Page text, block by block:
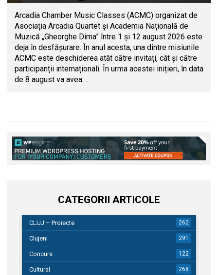
Arcadia Chamber Music Classes (ACMC) organizat de
Asociația Arcadia Quartet și Academia Națională de
Muzică „Gheorghe Dima” între 1 și 12 august 2026 este
deja în desfășurare. În anul acesta, una dintre misiunile
ACMC este deschiderea atât către invitați, cât și către
participanții internaționali. În urma acestei inițieri, în data
de 8 august va avea…
CATEGORII ARTICOLE
CLUJ – Proiecte 262
Clujeni 291
Concurs 122
Cultural 268